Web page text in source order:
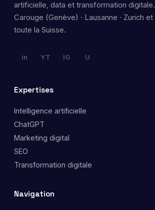
artificielle, data et transformation digitale.
Carouge (Genève) · Lausanne · Zurich et
toute la Suisse.
in YT IG U
Expertises
Intelligence artificielle
ChatGPT
Marketing digital
SEO
Transformation digitale
Navigation